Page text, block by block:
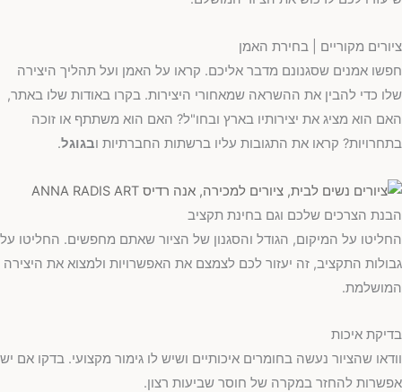
ציורים מקוריים | בחירת האמן
חפשו אמנים שסגנונם מדבר אליכם. קראו על האמן ועל תהליך היצירה
שלו כדי להבין את ההשראה שמאחורי היצירות. בקרו באודות שלו באתר,
האם הוא מציג את יצירותיו בארץ ובחו"ל? האם הוא משתתף או זוכה
בתחרויות? קראו את התגובות עליו ברשתות החברתיות ובגוגל.
הבנת הצרכים שלכם וגם בחינת תקציב
החליטו על המיקום, הגודל והסגנון של הציור שאתם מחפשים. החליטו על
גבולות התקציב, זה יעזור לכם לצמצם את האפשרויות ולמצוא את היצירה
המושלמת.
בדיקת איכות
וודאו שהציור נעשה בחומרים איכותיים ושיש לו גימור מקצועי. בדקו אם יש
אפשרות להחזר במקרה של חוסר שביעות רצון.